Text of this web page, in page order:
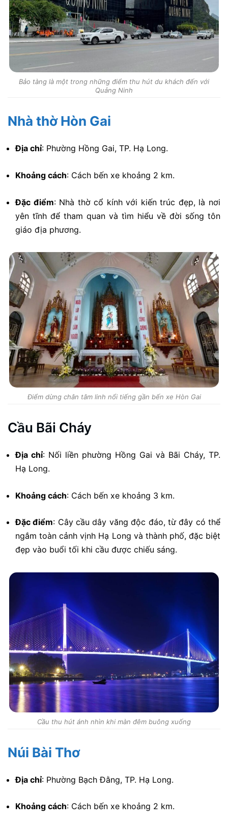
Bảo tàng là một trong những điểm thu hút du khách đến với
Quảng Ninh
Nhà thờ Hòn Gai
Địa chỉ: Phường Hồng Gai, TP. Hạ Long.
Khoảng cách: Cách bến xe khoảng 2 km.
Đặc điểm: Nhà thờ cổ kính với kiến trúc đẹp, là nơi
yên tĩnh để tham quan và tìm hiểu về đời sống tôn
giáo địa phương.
Điểm dừng chân tâm linh nổi tiếng gần bến xe Hòn Gai
Cầu Bãi Cháy
Địa chỉ: Nối liền phường Hồng Gai và Bãi Cháy, TP.
Hạ Long.
Khoảng cách: Cách bến xe khoảng 3 km.
Đặc điểm: Cây cầu dây văng độc đáo, từ đây có thể
ngắm toàn cảnh vịnh Hạ Long và thành phố, đặc biệt
đẹp vào buổi tối khi cầu được chiếu sáng.
Cầu thu hút ánh nhìn khi màn đêm buông xuống
Núi Bài Thơ
Địa chỉ: Phường Bạch Đằng, TP. Hạ Long.
Khoảng cách: Cách bến xe khoảng 2 km.